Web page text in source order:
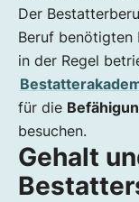
Der
Beruf benötigten
in der Regel
für die
besuchen.
Gehalt